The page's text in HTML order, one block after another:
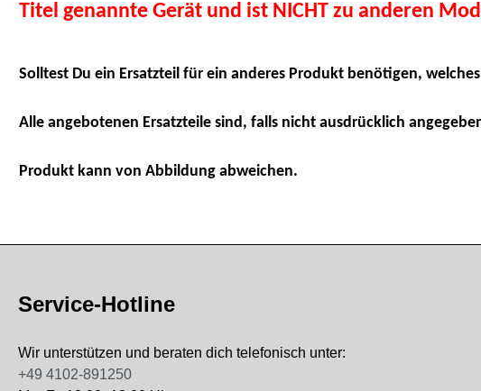
Titel genannte Gerät und ist NICHT zu anderen
Solltest Du ein Ersatzteil für ein anderes Produkt benötigen,
Alle angebotenen Ersatzteile sind, falls nicht ausdrücklich
Produkt kann von Abbildung abweichen.
Service-Hotline
Wir unterstützen und beraten dich telefonisch unter:
+49 4102-891250